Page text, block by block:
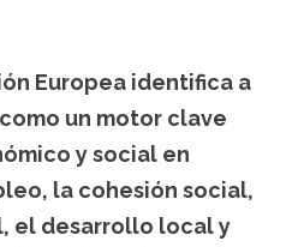
Europea identifica a
un motor clave
y social en
la cohesión social,
el desarrollo local y